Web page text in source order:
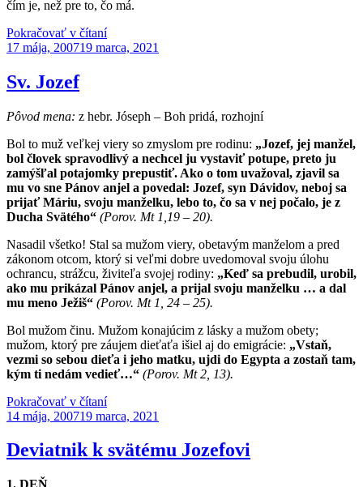
čím je, než pre to, čo má.
Pokračovať v čítaní„Niečo
o
Publikované
17 mája, 200719 marca, 2021
Sv. Jozef
Pôvod mena: z hebr. Jóseph – Boh pridá, rozhojní
Bol to muž veľkej viery so zmyslom pre rodinu: „Jozef, jej manžel,
bol človek spravodlivý a nechcel ju vystaviť potupe, preto ju
zamýšľal potajomky prepustiť. Ako o tom uvažoval, zjavil sa
mu vo sne Pánov anjel a povedal: Jozef, syn Dávidov, neboj sa
prijať Máriu, svoju manželku, lebo to, čo sa v nej počalo, je z
Ducha Svätého“ (Porov. Mt 1,19 – 20).
Nasadil všetko! Stal sa mužom viery, obetavým manželom a pred
zákonom otcom, ktorý si veľmi dobre uvedomoval svoju úlohu
ochrancu, strážcu, živiteľa svojej rodiny: „Keď sa prebudil, urobil,
ako mu prikázal Pánov anjel, a prijal svoju manželku … a dal
mu meno Ježiš“ (Porov. Mt 1, 24 – 25).
Bol mužom činu. Mužom konajúcim z lásky a mužom obety;
mužom, ktorý pre záujem dieťaťa išiel aj do emigrácie: „Vstaň,
vezmi so sebou dieťa i jeho matku, ujdi do Egypta a zostaň tam,
kým ti nedám vedieť…“ (Porov. Mt 2, 13).
Pokračovať v čítaní„Sv.
Jozef“
Publikované
14 mája, 200719 marca, 2021
Deviatnik k svätému Jozefovi